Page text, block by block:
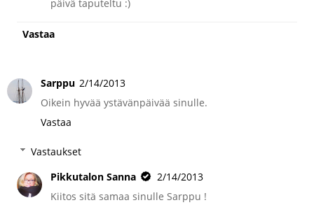
päivä taputeltu :)
Vastaa
Sarppu 2/14/2013
Oikein hyvää ystävänpäivää sinulle.
Vastaa
Vastaukset
Pikkutalon Sanna
2/14/2013
Kiitos sitä samaa sinulle Sarppu !